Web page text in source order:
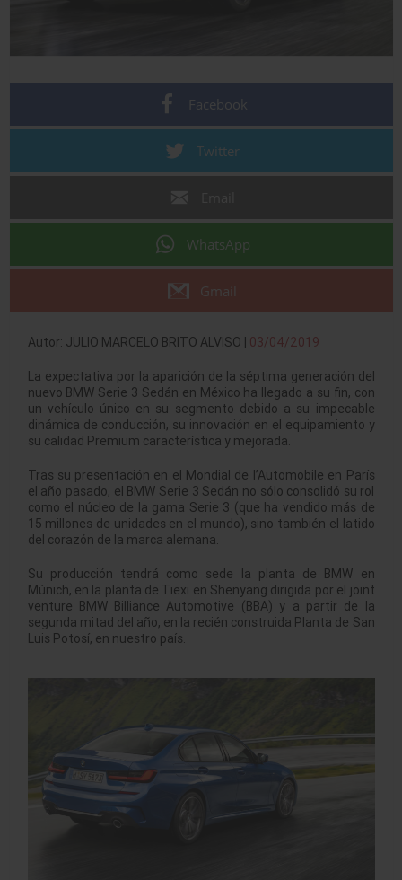
Facebook
Twitter
WhatsApp
Gmail
Autor: JULIO MARCELO BRITO ALVISO | 03/04/2019
La expectativa por la aparición de la séptima generación del
nuevo BMW Serie 3 Sedán en México ha llegado a su fin, con
un vehículo único en su segmento debido a su impecable
dinámica de conducción, su innovación en el equipamiento y
su calidad Premium característica y mejorada.
Tras su presentación en el Mondial de l’Automobile en París
el año pasado, el BMW Serie 3 Sedán no sólo consolidó su rol
como el núcleo de la gama Serie 3 (que ha vendido más de
15 millones de unidades en el mundo), sino también el latido
del corazón de la marca alemana.
Su producción tendrá como sede la planta de BMW en
Múnich, en la planta de Tiexi en Shenyang dirigida por el joint
venture BMW Billiance Automotive (BBA) y a partir de la
segunda mitad del año, en la recién construida Planta de San
Luis Potosí, en nuestro país.